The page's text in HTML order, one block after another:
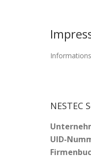
NESTEC
UID-